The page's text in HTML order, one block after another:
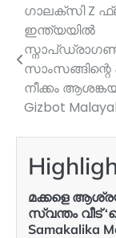
Post
navigation
ഗാലക്സി Z
ഇന്ത്യയിൽ
സ്നാപ്ഡ്രാഗൺ
നീക്കം
Gizbot
മക്കളെ
സ്വന്തം വീട്
Samakalika